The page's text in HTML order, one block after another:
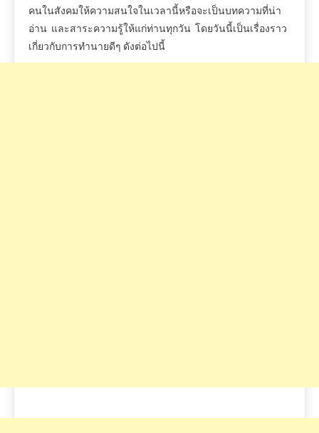
คนในสังคมให้ความสนใจในเวลานี้หรือจะเป็นบทความที่น่า
อ่าน และสาระความรู้ให้แก่ท่านทุกวัน โดยวันนี้เป็นเรื่องราว
เกี่ยวกับการทำนายดีๆ ดังต่อไปนี้